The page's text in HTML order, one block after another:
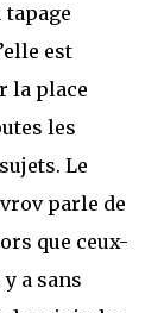
est
la place
les
Le
parle de
que ceux-
a sans